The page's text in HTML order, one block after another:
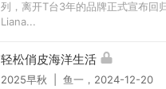
列，离开T台3年的品牌正式宣布回
Liana...
轻松俏皮海洋生活
2025早秋 | 鱼一，2024-12-20